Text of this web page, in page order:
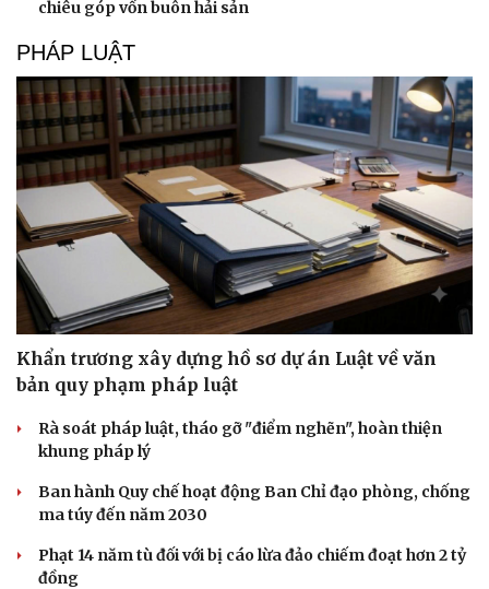
Văn hóa
Sân khấu - Điện ảnh
Văn học
Âm nhạc
Di sản
Giải trí
Nghệ sĩ
Thời trang
Sao Việt
chiêu góp vốn buôn hải sản
PHÁP LUẬT
Khẩn trương xây dựng hồ sơ dự án Luật về văn
bản quy phạm pháp luật
Rà soát pháp luật, tháo gỡ "điểm nghẽn", hoàn thiện
khung pháp lý
Ban hành Quy chế hoạt động Ban Chỉ đạo phòng, chống
ma túy đến năm 2030
Phạt 14 năm tù đối với bị cáo lừa đảo chiếm đoạt hơn 2 tỷ
đồng